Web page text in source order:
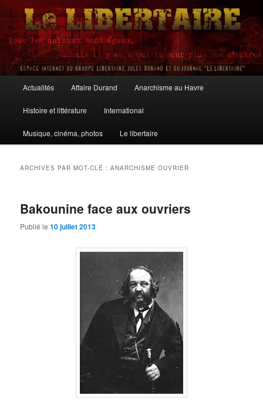
Aller
contenu
principal
Aller
contenu
secondaire
Le Libertaire
principal
Actualités Affaire Durand Anarchisme au Havre
Histoire et littérature International
Musique, cinéma, photos Le libertaire
ARCHIVES PAR MOT-CLÉ :ANARCHISME OUVRIER
Bakounine face aux ouvriers
Publié le10 juillet 2013